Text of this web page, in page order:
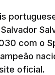
com o
oficial.